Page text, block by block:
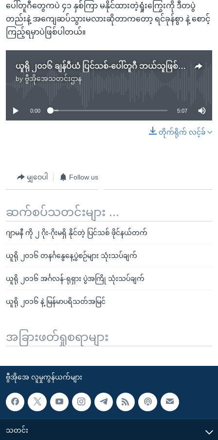
ပေါ်တူဂီတွေကပဲ ၄၁ နှစ်ကြာ မနိုင်ထားတဲ့ရှုံးကြွေးကို ဒီတပွဲ
တည်းနဲ့ အကျေဆပ်သွားမလားဆိုတာကတော့ ရင်ခုန်စွာ နဲ့ စောင့်
ကြည့်ရမှာပဲဖြစ်ပါတယ်။
ယူရို ၂၀၁၆ ချန်ပီယံ ပြင်သစ်-ပေါ်တူဂီ ဘယ်သူဖြစ်မလဲ
by ဗွီအိုအေသတင်းဌာန
No media source currently available
0:00 5:07
တိုက်ရိုက် လင့်ခ်
မျှဝေပါ Follow us
ဆက်စပ်သတင်းများ ...
ဂျာမနီ ကို ၂ ဂိုး-ဂိုးမရှိ နိုင်တဲ့ ပြင်သစ် ဖိုင်နယ်တက်
ယူရို ၂၀၁၆ တနင်္ဂနွေနေ့ပွဲစဉ်များ သုံးသပ်ချက်
ယူရို ၂၀၁၆ အင်္ဂလန်-ရုရှား ပွဲအကြို သုံးသပ်ချက်
ယူရို ၂၀၁၆ နဲ့ မြန်မာပရိသတ်အမြင်
အခြားဖတ်ရှုစရာများ
ဗွီအိုအေ လူမှုကွန်ယက်များ
သတင်း